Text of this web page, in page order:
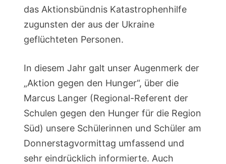
das Aktionsbündnis Katastrophenhilfe
zugunsten der aus der Ukraine
geflüchteten Personen.
In diesem Jahr galt unser Augenmerk der
„Aktion gegen den Hunger“, über die
Marcus Langer (Regional-Referent der
Schulen gegen den Hunger für die Region
Süd) unsere Schülerinnen und Schüler am
Donnerstagvormittag umfassend und
sehr eindrücklich informierte. Auch